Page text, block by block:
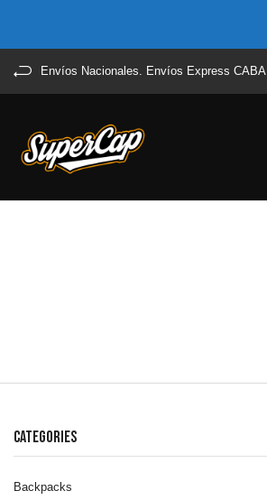
Envíos Nacionales. Envíos Express
CATEGORIES
Backpacks